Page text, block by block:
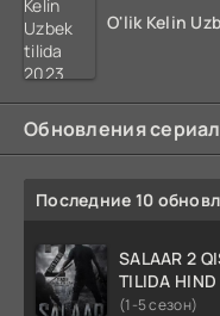
Обновления
Последние 10
SALAAR 2
TILIDA
TARJIMA
(1-5 сезон)